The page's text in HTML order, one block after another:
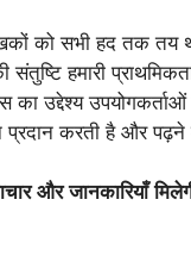
को सभी हद तक तय
हमारी
उद्देश्य उपयोगकर्ताओं
प्रदान करती है और
और जानकारियाँ